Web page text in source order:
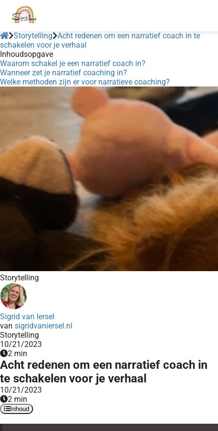
Storytelling Acht redenen om een narratief coach in te
schakelen voor je verhaal
Inhoudsopgave
Waarom schakel je een narratief coach in?
Wanneer zet je narratief coaching in?
Welke methoden zijn er voor narratieve coaching?
Storytelling
Sigrid van Iersel
van sigridvaniersel.nl
Storytelling
10/21/2023
2 min
Acht redenen om een narratief coach in
te schakelen voor je verhaal
10/21/2023
2 min
Inhoud